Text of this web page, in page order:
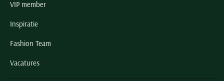
VIP member
Inspiratie
Fashion Team
Vacatures